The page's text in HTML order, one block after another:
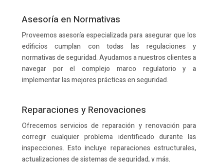
Asesoría en Normativas
Proveemos asesoría especializada para asegurar que los
edificios cumplan con todas las regulaciones y
normativas de seguridad. Ayudamos a nuestros clientes a
navegar por el complejo marco regulatorio y a
implementar las mejores prácticas en seguridad.
Reparaciones y Renovaciones
Ofrecemos servicios de reparación y renovación para
corregir cualquier problema identificado durante las
inspecciones. Esto incluye reparaciones estructurales,
actualizaciones de sistemas de seguridad, y más.